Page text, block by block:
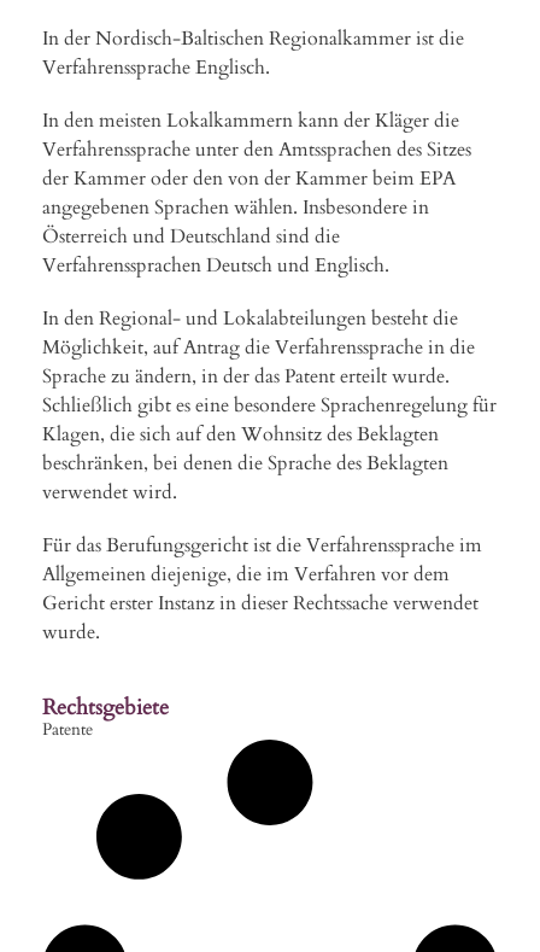
In der Nordisch-Baltischen Regionalkammer ist die
Verfahrenssprache Englisch.
In den meisten Lokalkammern kann der Kläger die
Verfahrenssprache unter den Amtssprachen des Sitzes
der Kammer oder den von der Kammer beim EPA
angegebenen Sprachen wählen. Insbesondere in
Österreich und Deutschland sind die
Verfahrenssprachen Deutsch und Englisch.
In den Regional- und Lokalabteilungen besteht die
Möglichkeit, auf Antrag die Verfahrenssprache in die
Sprache zu ändern, in der das Patent erteilt wurde.
Schließlich gibt es eine besondere Sprachenregelung für
Klagen, die sich auf den Wohnsitz des Beklagten
beschränken, bei denen die Sprache des Beklagten
verwendet wird.
Für das Berufungsgericht ist die Verfahrenssprache im
Allgemeinen diejenige, die im Verfahren vor dem
Gericht erster Instanz in dieser Rechtssache verwendet
wurde.
Rechtsgebiete
Patente